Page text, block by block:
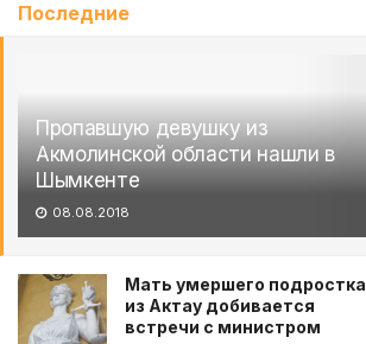
Последние
Пропавшую девушку из
Акмолинской области нашли в
Шымкенте
08.08.2018
Мать умершего подростка
из Актау добивается
встречи с министром